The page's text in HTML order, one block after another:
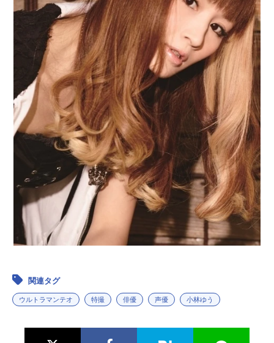
関連タグ
ウルトラマンテオ 特撮 俳優 声優 小林ゆう